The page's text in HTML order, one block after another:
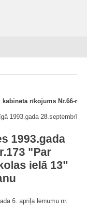
kabineta rīkojums Nr.66-r
1993.gada 28.septembrī
1993.gada
"Par
ielā 13"
6. aprīļa lēmumu nr.